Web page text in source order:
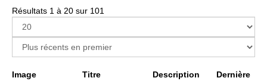
Résultats 1 à 20 sur 101
Image Titre Description
Dernière